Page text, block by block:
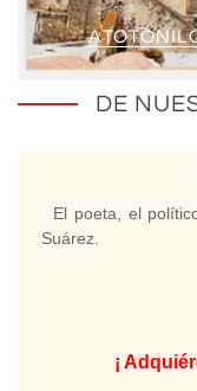
DE
El poeta, el
Suárez.
¡